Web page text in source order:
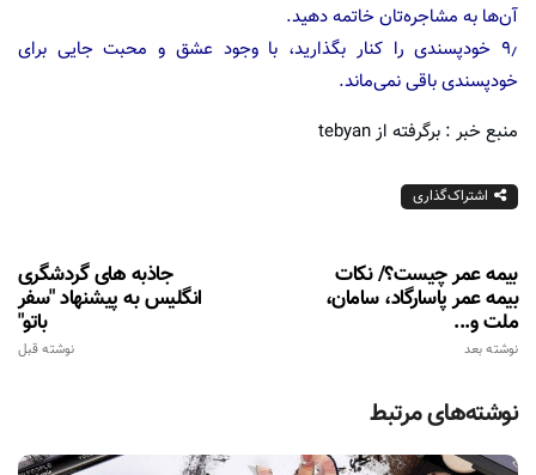
آن‌ها به مشاجره‌تان خاتمه دهید.
۹٫ خودپسندی را کنار بگذارید، با وجود عشق و محبت جایی برای
خودپسندی باقی نمی‌ماند.
منبع خبر : برگرفته از tebyan
اشتراک‌گذاری
جاذبه های گردشگری
انگلیس به پیشنهاد "سفر
باتو"
نوشته قبل
بیمه عمر چیست؟/ نکات
بیمه عمر پاسارگاد، سامان،
ملت و...
نوشته بعد
نوشته‌های مرتبط